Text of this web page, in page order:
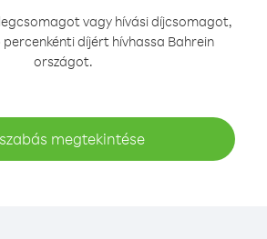
vagy hívási díjcsomagot,
díjért hívhassa Bahrein
országot.
megtekintése